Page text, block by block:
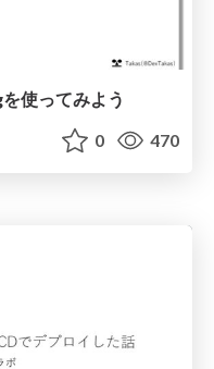
使ってみよう
0 470